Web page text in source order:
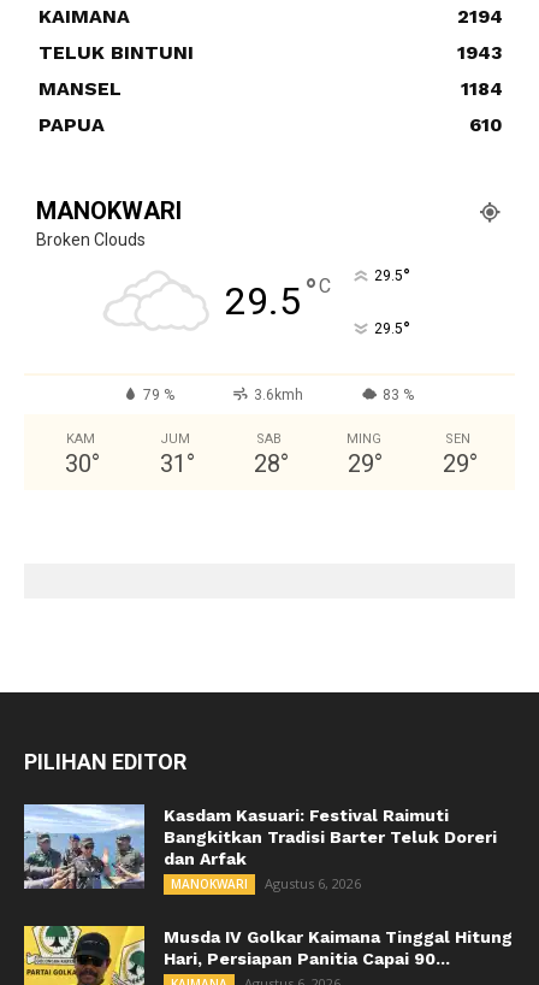
KAIMANA
2194
TELUK BINTUNI
1943
MANSEL
1184
PAPUA
610
MANOKWARI
Broken Clouds
29.5°C 29.5°
29.5°
79 % 3.6kmh 83 %
KAM
30°
JUM
31 °
SAB
28°
MING
29°
SEN
29°
PILIHAN EDITOR
Kasdam Kasuari: Festival Raimuti
Bangkitkan Tradisi Barter Teluk Doreri
dan Arfak
MANOKWARI Agustus 6, 2026
Musda IV Golkar Kaimana Tinggal Hitung
Hari, Persiapan Panitia Capai 90...